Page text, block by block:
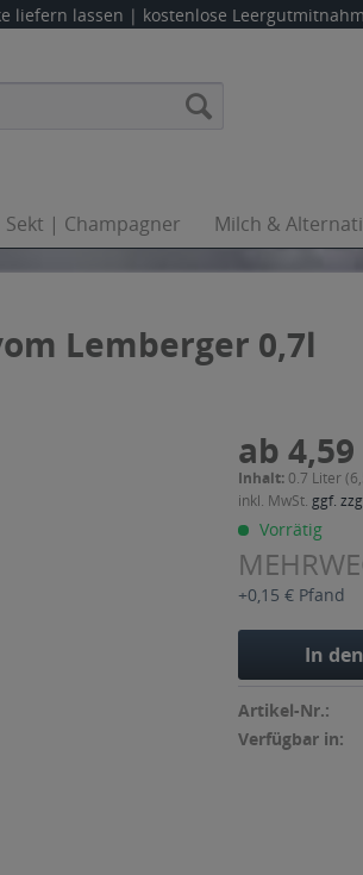
liefern lassen | kostenlose
Sekt | Champagner Milch &
Lemberger 0,7l
ab
Inhalt: 0.7 Liter
inkl. MwSt. ggf.
Vorrätig
+0,15 € Pfand
In den
Artikel-Nr.:
Verfügbar in: